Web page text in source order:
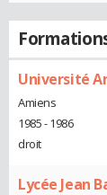
Université
Amiens
1985 - 1986
droit
Lycée Jean